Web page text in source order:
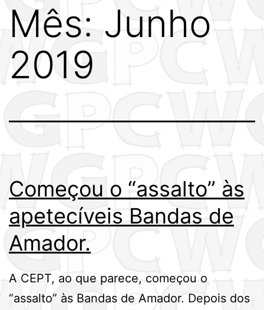
Mês: Junho
2019
Começou o “assalto” às
apetecíveis Bandas de
Amador.
A CEPT, ao que parece, começou o
“assalto” às Bandas de Amador. Depois dos